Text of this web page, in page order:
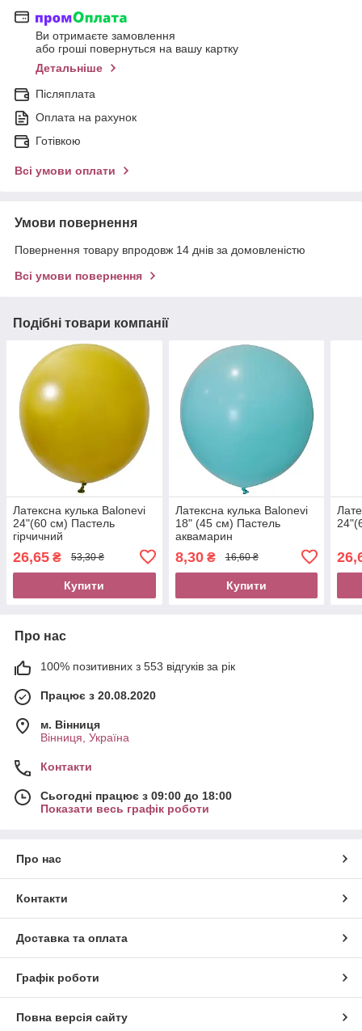
Ви отримаєте замовлення
або гроші повернуться на вашу картку
Детальніше
Післяплата
Оплата на рахунок
Готівкою
Всі умови оплати
Умови повернення
Повернення товару впродовж 14 днів за домовленістю
Всі умови повернення
Подібні товари компанії
Латексна кулька Balonevi
24"(60 см) Пастель
гірчичний
26,65 ₴ 53,30 ₴
Купити
Латексна кулька Balonevi
18" (45 см) Пастель
аквамарин
8,30₴ 16,60 ₴
Купити
Про нас
100% позитивних з 553 відгуків за рік
Працює з 20.08.2020
м. Вінниця
Вінниця, Україна
Контакти
Сьогодні працює з 09:00 до 18:00
Показати весь графік роботи
Про нас
Контакти
Доставка та оплата
Графік роботи
Повна версія сайту